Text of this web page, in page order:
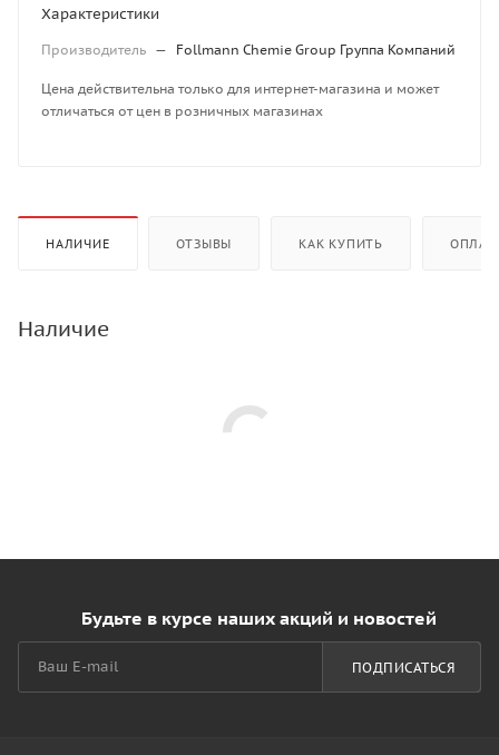
Характеристики
Производитель — Follmann Chemie Group Группа Компаний
Цена действительна только для интернет-магазина и может
отличаться от цен в розничных магазинах
НАЛИЧИЕ ОТЗЫВЫ КАК КУПИТЬ
Наличие
Будьте в курсе наших акций и новостей
ПОДПИСАТЬСЯ